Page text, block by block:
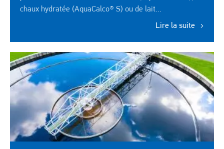
chaux hydratée (AquaCalco® S) ou de lait...
Lire la suite